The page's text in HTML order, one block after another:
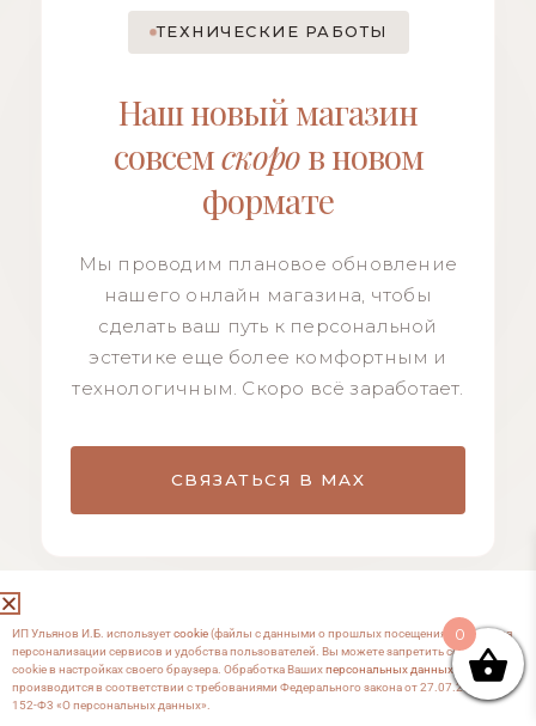
ТЕХНИЧЕСКИЕ РАБОТЫ
Наш новый магазин
совсемскоров новом
формате
Мы проводим плановое обновление
нашего онлайн магазина, чтобы
сделать ваш путь к персональной
эстетике еще более комфортным и
технологичным. Скоро всё заработает.
СВЯЗАТЬСЯ В MAX
0
ИП Ульянов И.Б. используетcookie(файлы с данными о прошлых посещениях сайта) для
персонализации сервисов и удобства пользователей. Вы можете запретить сохранение
cookie в настройках своего браузера. Обработка Вашихперсональных данных
производится в соответствии с требованиями Федерального закона от 27.07.2006 №
152-Ф3 «О персональных данных».